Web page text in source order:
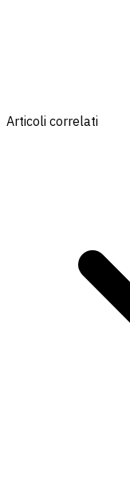
Articoli correlati